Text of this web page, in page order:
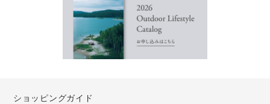
ショッピングガイド